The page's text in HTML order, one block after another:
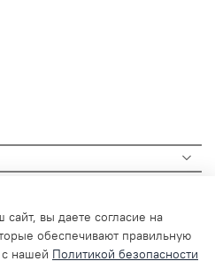
вы даете согласие на
обеспечивают правильную
с нашей Политикой безопасности